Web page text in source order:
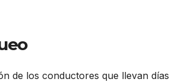
de los conductores que llevan días